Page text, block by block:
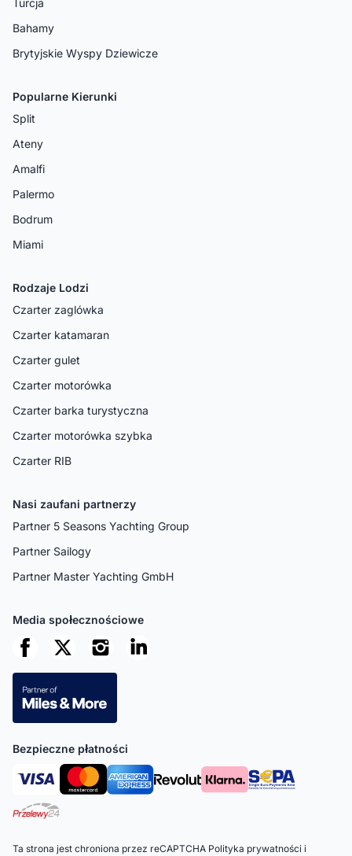
Bahamy
Brytyjskie Wyspy Dziewicze
Popularne Kierunki
Split
Ateny
Amalfi
Palermo
Bodrum
Miami
Rodzaje Lodzi
Czarter zaglówka
Czarter katamaran
Czarter gulet
Czarter motorówka
Czarter barka turystyczna
Czarter motorówka szybka
Czarter RIB
Nasi zaufani partnerzy
Partner 5 Seasons Yachting Group
Partner Sailogy
Partner Master Yachting GmbH
Media społecznościowe
Bezpieczne płatności
Ta strona jest chroniona przez reCAPTCHA Polityka prywatności i